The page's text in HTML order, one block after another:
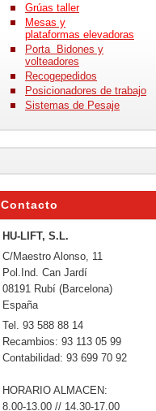
Grúas taller
Mesas y
plataformas elevadoras
Porta Bidones y
volteadores
Recogepedidos
Posicionadores de trabajo
Sistemas de Pesaje
Contacto
HU-LIFT, S.L.
C/Maestro Alonso, 11
Pol.Ind. Can Jardí
08191 Rubí (Barcelona)
España
Tel. 93 588 88 14
Recambios: 93 113 05 99
Contabilidad: 93 699 70 92
HORARIO ALMACEN:
8.00-13.00 // 14.30-17.00